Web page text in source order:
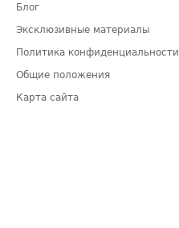
Блог
Эксклюзивные материалы
Политика конфиденциальности
Общие положения
Карта сайта